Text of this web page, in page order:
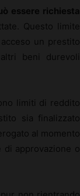
essere richiesta
Questo limite
un prestito
beni durevoli
limiti di reddito
sia finalizzato
al momento
di approvazione o